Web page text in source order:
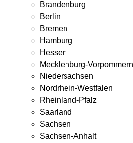
Brandenburg
Berlin
Bremen
Hamburg
Hessen
Mecklenburg-Vorpommern
Niedersachsen
Nordrhein-Westfalen
Rheinland-Pfalz
Saarland
Sachsen
Sachsen-Anhalt